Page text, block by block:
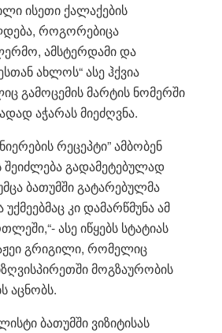
ისეთი ქალაქების
როგორებიცა
ამსტერდამი და
ახლოს“ ასე ჰქვია
გამოცემის მარტის ნომერში
აჭარას მიეძღვნა.
რეცეპტი” ამბობენ
შეიძლება გადამეტებულად
ბათუმში გატარებულმა
კი დამარწმუნა ამ
ასე იწყებს სტატიას
გრიგილი, რომელიც
მოგზაურობის
აცნობს.
ბათუმში ვიზიტისას